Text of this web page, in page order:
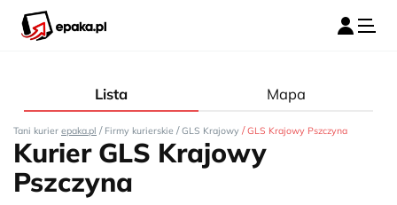
Lista Mapa
Tani kurier epaka.pl / Firmy kurierskie / GLS Krajowy / GLS Krajowy Pszczyna
Kurier GLS Krajowy
Pszczyna